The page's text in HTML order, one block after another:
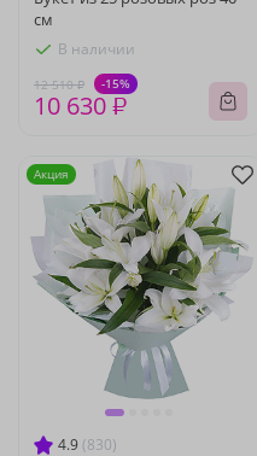
см
В наличии
12 510 ₽ -15%
10 630 ₽
4.9 (830)
Акция